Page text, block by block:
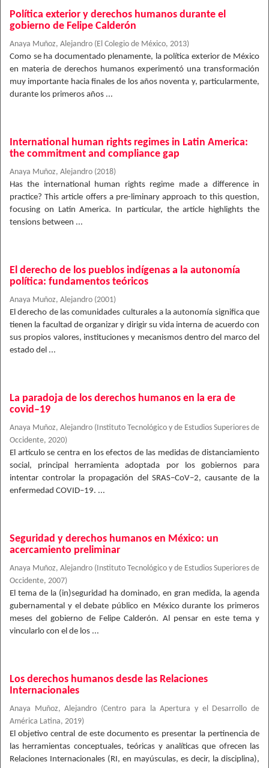
Política exterior y derechos humanos durante el
gobierno de Felipe Calderón
Anaya Muñoz, Alejandro ( El Colegio de México, 2013)
Como se ha documentado plenamente, la política exterior de México
en materia de derechos humanos experimentó una transformación
muy importante hacia finales de los años noventa y, particularmente,
durante los primeros años ...
International human rights regimes in Latin America:
the commitment and compliance gap
Anaya Muñoz, Alejandro (2018)
Has the international human rights regime made a difference in
practice? This article offers a pre-liminary approach to this question,
focusing on Latin America. In particular, the article highlights the
tensions between ...
El derecho de los pueblos indígenas a la autonomía
política: fundamentos teóricos
Anaya Muñoz, Alejandro (2001)
El derecho de las comunidades culturales a la autonomía significa que
tienen la facultad de organizar y dirigir su vida interna de acuerdo con
sus propios valores, instituciones y mecanismos dentro del marco del
estado del ...
La paradoja de los derechos humanos en la era de
covid–19
Anaya Muñoz, Alejandro ( Instituto Tecnológico y de Estudios Superiores de
Occidente, 2020)
El artículo se centra en los efectos de las medidas de distanciamiento
social, principal herramienta adoptada por los gobiernos para
intentar controlar la propagación del SRAS–CoV–2, causante de la
enfermedad COVID–19. ...
Seguridad y derechos humanos en México: un
acercamiento preliminar
Anaya Muñoz, Alejandro ( Instituto Tecnológico y de Estudios Superiores de
Occidente, 2007)
El tema de la (in)seguridad ha dominado, en gran medida, la agenda
gubernamental y el debate público en México durante los primeros
meses del gobierno de Felipe Calderón. Al pensar en este tema y
vincularlo con el de los ...
Los derechos humanos desde las Relaciones
Internacionales
Anaya Muñoz, Alejandro (Centro para la Apertura y el Desarrollo de
América Latina, 2019)
El objetivo central de este documento es presentar la pertinencia de
las herramientas conceptuales, teóricas y analíticas que ofrecen las
Relaciones Internacionales (RI, en mayúsculas, es decir, la disciplina),